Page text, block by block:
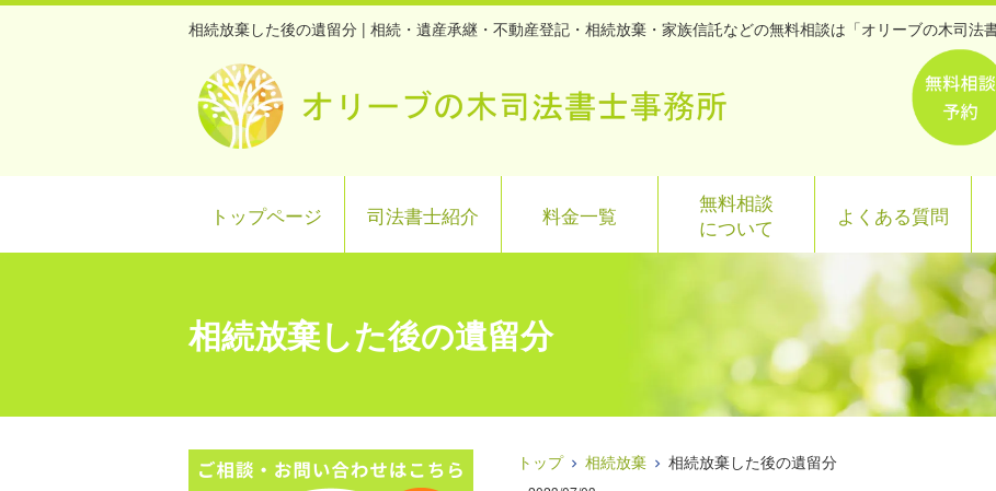
相続放棄した後の遺留分 | 相続・遺産承継・不動産登記・相続放棄・家族信託などの無料相談は「オリーブの木司法
トップページ 司法書士紹介 料金一覧
無料相談
について
よくある質問
相続放棄した後の遺留分
トップ 相続放棄 相続放棄した後の遺留分